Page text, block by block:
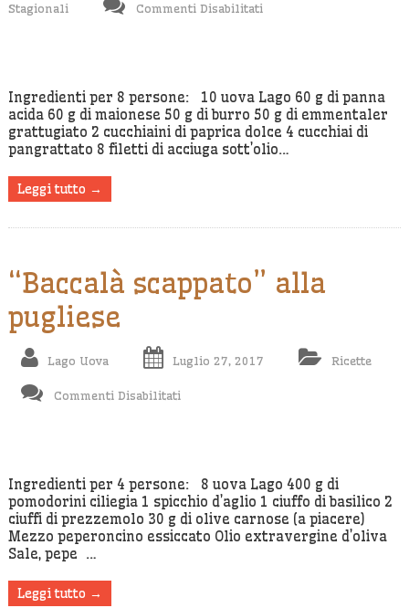
Stagionali Commenti Disabilitati
Gratinate
All’acciuga
Ingredienti per 8 persone: 10 uova Lago 60 g di panna
acida 60 g di maionese 50 g di burro 50 g di emmentaler
grattugiato 2 cucchiaini di paprica dolce 4 cucchiai di
pangrattato 8 filetti di acciuga sott’olio…
Leggi tutto →
“Baccalà scappato” alla
pugliese
Lago Uova Luglio 27, 2017 Ricette
Commenti Disabilitati
Pugliese
Ingredienti per 4 persone: 8 uova Lago 400 g di
pomodorini ciliegia 1 spicchio d’aglio 1 ciuffo di basilico 2
ciuffi di prezzemolo 30 g di olive carnose (a piacere)
Mezzo peperoncino essiccato Olio extravergine d’oliva
Sale, pepe …
Leggi tutto →